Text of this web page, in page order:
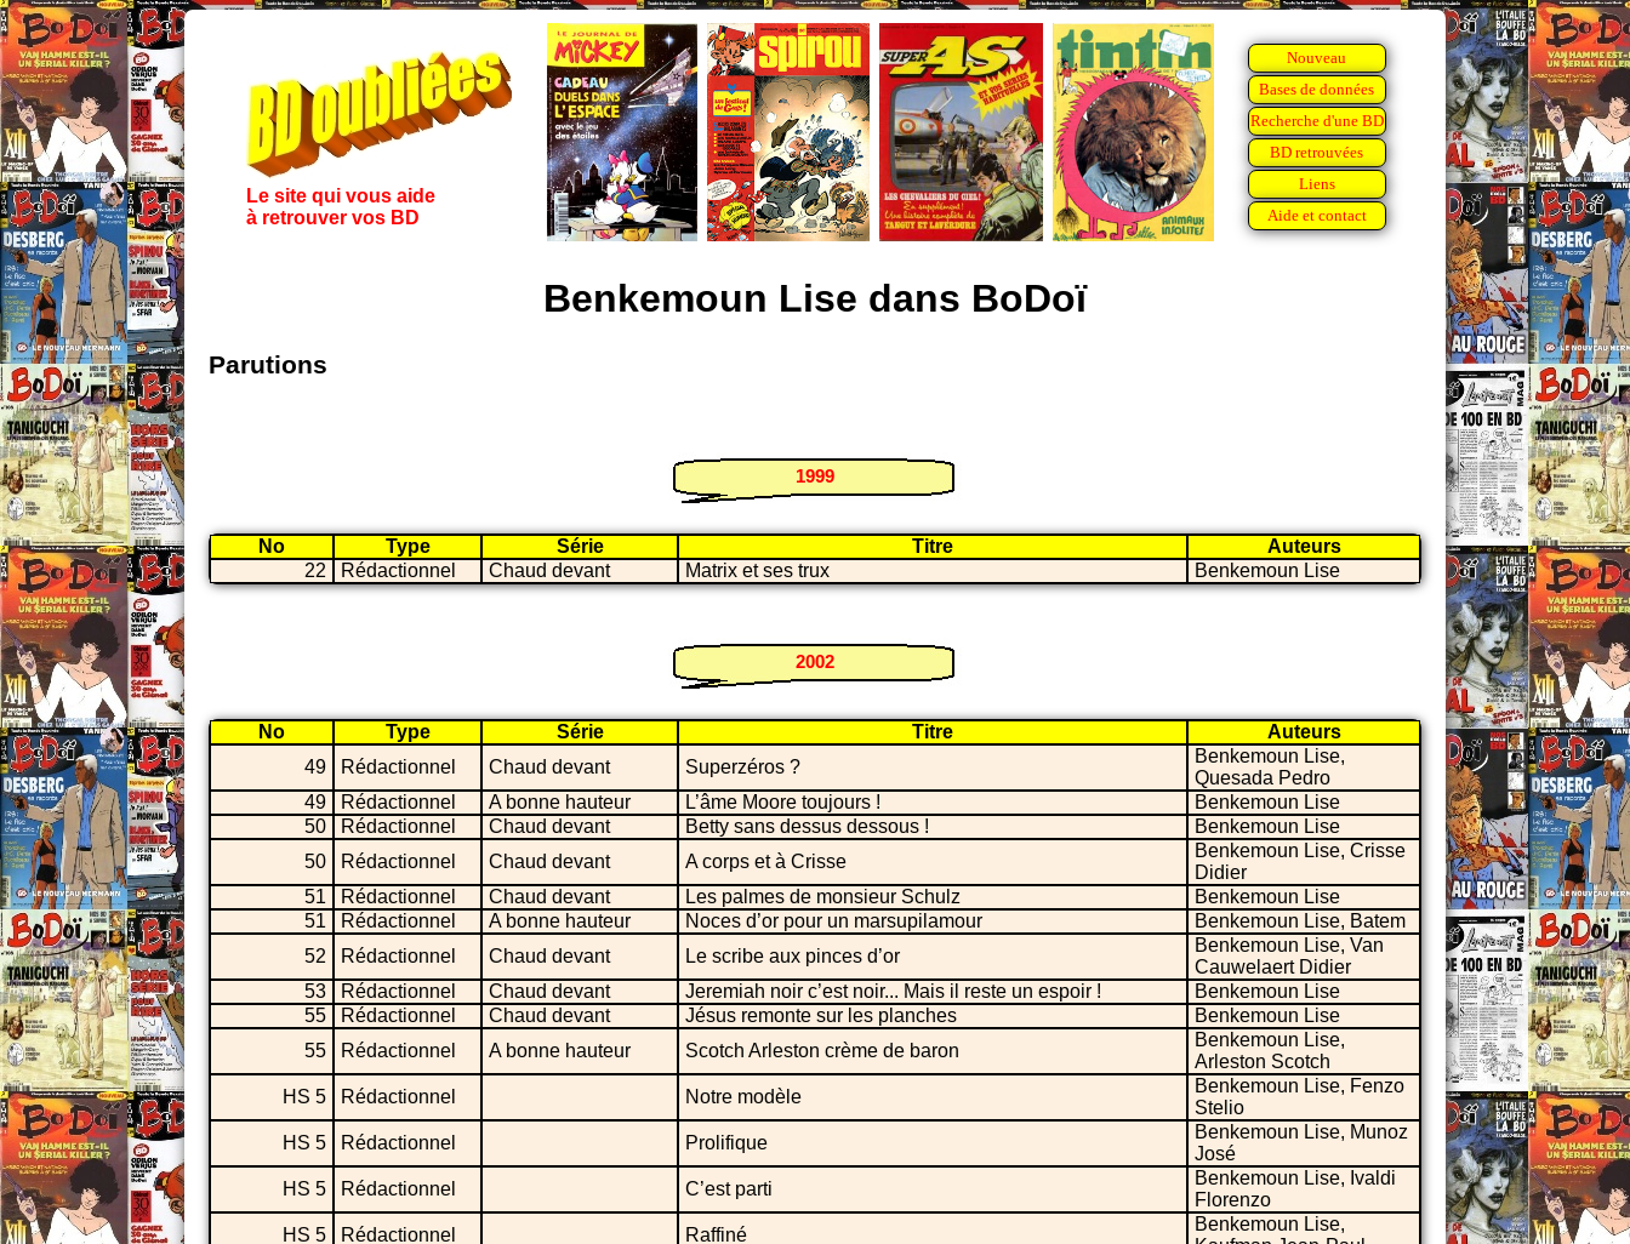
Le site qui vous aide
à retrouver vos BD
Nouveau
Bases de données
Recherche d'une BD
BD retrouvées
Liens
Aide et contact
Benkemoun Lise dans BoDoï
Parutions
1999
No Type Série Titre
Auteurs
22
Rédactionnel Chaud devant Matrix et ses trux Benkemoun Lise
2002
No Type Série Titre
Auteurs
49
Rédactionnel Chaud devant Superzéros ?
Benkemoun Lise,
Quesada Pedro
49
Rédactionnel A bonne hauteur L’âme Moore toujours !
Benkemoun Lise
50
Rédactionnel Chaud devant Betty sans dessus dessous !
Benkemoun Lise
50
Rédactionnel Chaud devant A corps et à Crisse
Benkemoun Lise, Crisse
Didier
51
Rédactionnel Chaud devant Les palmes de monsieur Schulz
Benkemoun Lise
51
Rédactionnel A bonne hauteur Noces d’or pour un marsupilamour
Benkemoun Lise, Batem
52
Rédactionnel Chaud devant Le scribe aux pinces d’or
Benkemoun Lise, Van
Cauwelaert Didier
53
Rédactionnel Chaud devant Jeremiah noir c’est noir... Mais il reste un espoir !
Benkemoun Lise
55
Rédactionnel Chaud devant Jésus remonte sur les planches
Benkemoun Lise
55
Rédactionnel A bonne hauteur Scotch Arleston crème de baron
Benkemoun Lise,
Arleston Scotch
HS 5
Rédactionnel Notre modèle
Benkemoun Lise, Fenzo
Stelio
HS 5
Rédactionnel Prolifique
Benkemoun Lise, Munoz
José
HS 5
Rédactionnel C’est parti
Benkemoun Lise, Ivaldi
Florenzo
HS 5
Rédactionnel Raffiné
Benkemoun Lise,